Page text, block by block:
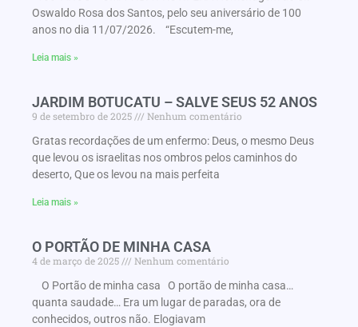
Oswaldo Rosa dos Santos, pelo seu aniversário de 100
anos no dia 11/07/2026. “Escutem-me,
Leia mais »
JARDIM BOTUCATU – SALVE SEUS 52 ANOS
9 de setembro de 2025
Nenhum comentário
Gratas recordações de um enfermo: Deus, o mesmo Deus
que levou os israelitas nos ombros pelos caminhos do
deserto, Que os levou na mais perfeita
Leia mais »
O PORTÃO DE MINHA CASA
4 de março de 2025
Nenhum comentário
O Portão de minha casa O portão de minha casa…
quanta saudade… Era um lugar de paradas, ora de
conhecidos, outros não. Elogiavam